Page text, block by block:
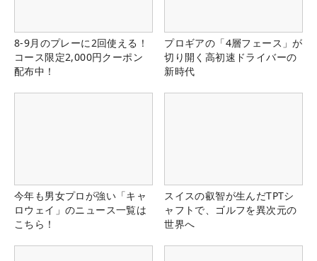
8-9月のプレーに2回使える！
コース限定2,000円クーポン
配布中！
プロギアの「4層フェース」が
切り開く高初速ドライバーの
新時代
今年も男女プロが強い「キャ
ロウェイ」のニュース一覧は
こちら！
スイスの叡智が生んだTPTシ
ャフトで、ゴルフを異次元の
世界へ